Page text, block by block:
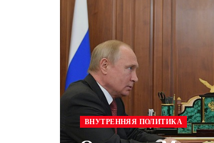
ВНУТРЕННЯЯ ПОЛИТИКА